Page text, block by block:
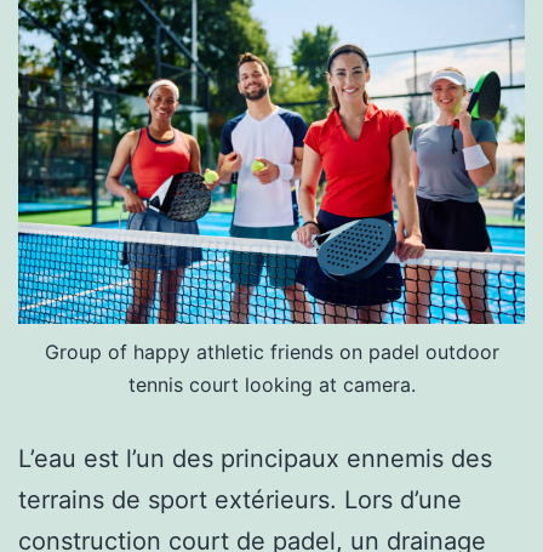
Group of happy athletic friends on padel outdoor
tennis court looking at camera.
L’eau est l’un des principaux ennemis des
terrains de sport extérieurs. Lors d’une
construction court de padel, un drainage